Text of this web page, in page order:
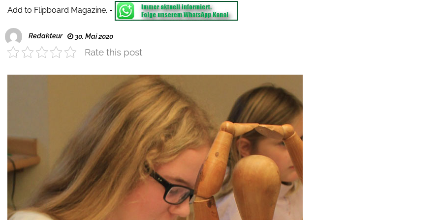
Add to Flipboard Magazine. -
Redakteur 30. Mai 2020
Rate this post